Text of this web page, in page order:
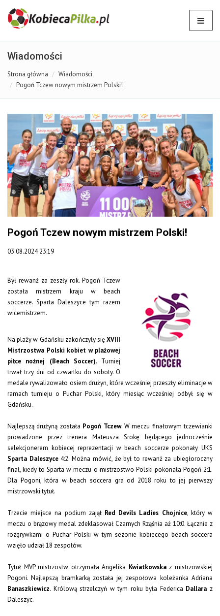
Wiadomości
Strona główna
Wiadomości
Pogoń Tczew nowym mistrzem Polski!
Pogoń Tczew nowym mistrzem Polski!
03.08.2024 23:19
Był rewanż za zeszły rok. Pogoń Tczew
została mistrzem kraju w beach
soccerze. Sparta Daleszyce tym razem
wicemistrzem.
Na plaży w Gdańsku zakończyły się XVIII
Mistrzostwa Polski kobiet w plażowej
piłce nożnej (Beach Soccer). Turniej
trwał trzy dni od czwartku do soboty. O
medale rywalizowało osiem drużyn, które wcześniej przeszły eliminacje w
ramach turnieju o Puchar Polski, który miesiąc wcześniej odbył się w
Gdańsku.
Najlepszą drużyną została Pogoń Tczew. W meczu finałowym tczewianki
prowadzone przez trenera Mateusza Srokę będącego jednocześnie
selekcjonerem kobiecej reprezentacji w beach soccerze pokonały UKS
Sparta Daleszyce 4:2. Można mówić, że był to rewanż za ubiegłoroczny
finał, kiedy to Sparta w meczu o mistrzostwo Polski pokonała Pogoń 2:1.
Dla Pogoni, która w beach soccera gra od 2018 roku to jej pierwszy
mistrzowski tytuł.
Trzecie miejsce na podium zająłRed Devils Ladies Chojnice, który w
meczu o brązowy medal zdeklasował Czarnych Rząśnia aż 10:0. Łącznie z
rozgrywkami o Puchar Polski w tym sezonie kobiecego beach soccera
wzięło udział 18 zespołów.
Tytuł MVP mistrzostw otrzymała Angelika Kwiatkowska z mistrzowskiej
Pogoni. Najlepszą bramkarką została jej zespołowa koleżanka Adriana
Banaszkiewicz. Królową strzelczyń w tym roku była Federica Dallara z
Daleszyc.